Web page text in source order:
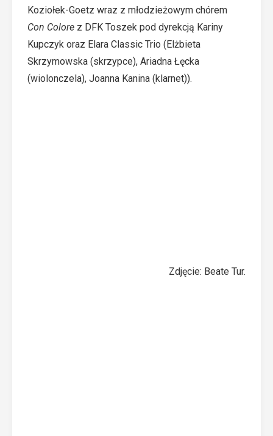
Koziołek-Goetz wraz z młodzieżowym chórem
Con Colore z DFK Toszek pod dyrekcją Kariny
Kupczyk oraz Elara Classic Trio (Elżbieta
Skrzymowska (skrzypce), Ariadna Łęcka
(wiolonczela), Joanna Kanina (klarnet)).
Zdjęcie: Beate Tur.